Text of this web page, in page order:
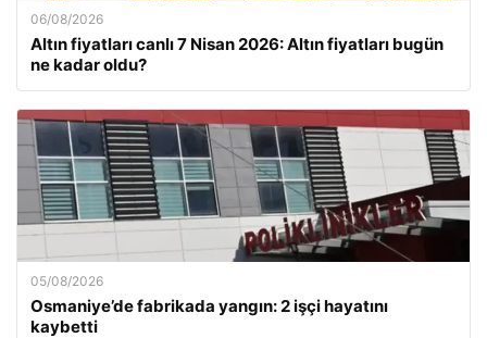
06/08/2026
Altın fiyatları canlı 7 Nisan 2026: Altın fiyatları bugün
ne kadar oldu?
05/08/2026
Osmaniye’de fabrikada yangın: 2 işçi hayatını
kaybetti